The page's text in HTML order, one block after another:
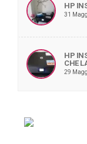
HP
31
HP
CHE
29